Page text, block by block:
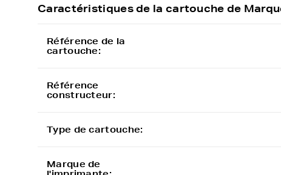
Caractéristiques de la cartouche de
Référence de la
cartouche:
Référence
constructeur:
Type de cartouche:
Marque de